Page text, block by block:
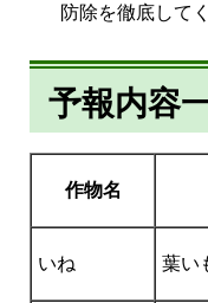
防除を徹底して
予報内容
作物名
いね 葉い